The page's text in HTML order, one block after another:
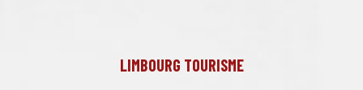
LIMBOURG TOURISME